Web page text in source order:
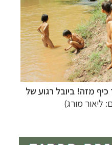
מזה! ביובל רגוע של
ליאור מורג)